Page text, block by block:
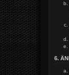
6.